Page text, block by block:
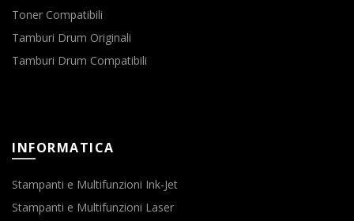
Toner Compatibili
Tamburi Drum Originali
Tamburi Drum Compatibili
INFORMATICA
Stampanti e Multifunzioni Ink-Jet
Stampanti e Multifunzioni Laser